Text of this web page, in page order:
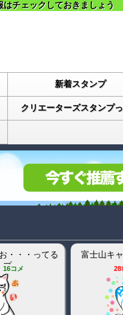
チェックしておきましょう
新着スタンプ
クリエーターズスタンプ
40まで増える丸い人